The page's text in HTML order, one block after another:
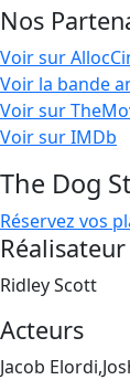
Nos
Voir sur
Voir la bande
Voir sur
Voir sur IMDb
The Dog
Réservez vos
Réalisateur
Ridley Scott
Acteurs
Jacob